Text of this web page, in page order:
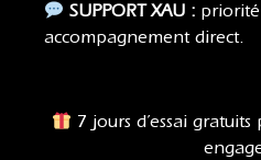
SUPPORT XAU :
accompagnement direct.
7 jours d’essai